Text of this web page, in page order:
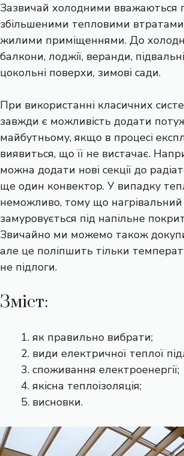
Зазвичай холодними вважаються
збільшеними тепловими втратами
жилими приміщеннями. До
балкони, лоджії, веранди,
цокольні поверхи, зимові сади.
При використанні класичних
завжди є можливість додати
майбутньому, якщо в процесі
виявиться, що її не вистачає.
можна додати нові секції до
ще один конвектор. У випадку
неможливо, тому що
замуровується під напільне
Звичайно ми можемо також
але це поліпшить тільки
не підлоги.
Зміст:
як правильно вибрати;
види електричної теплої
споживання електроенергії;
якісна теплоізоляція;
висновки.